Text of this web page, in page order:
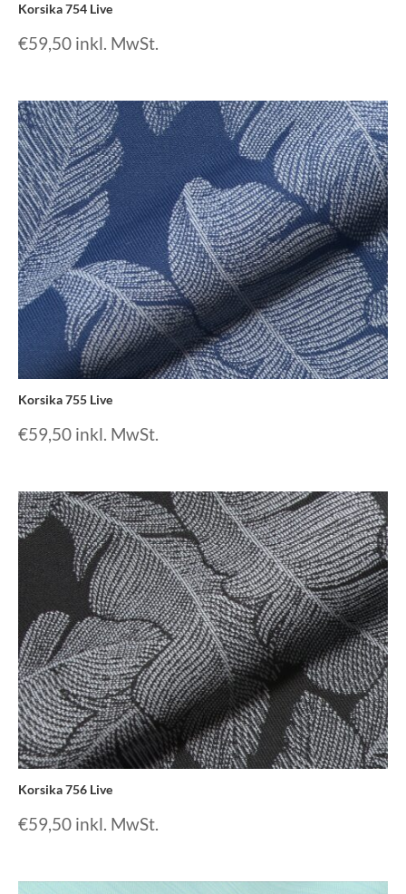
Korsika 754 Live
€59,50 inkl. MwSt.
Korsika 755 Live
€59,50 inkl. MwSt.
Korsika 756 Live
€59,50 inkl. MwSt.